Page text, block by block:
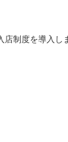
店制度を導入し